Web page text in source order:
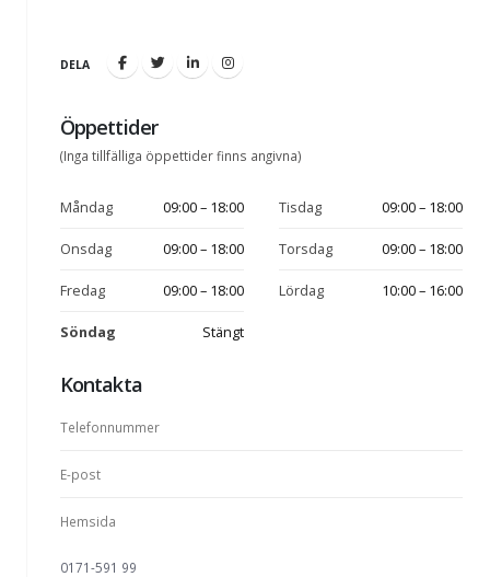
DELA
Öppettider
(Inga tillfälliga öppettider finns angivna)
Måndag 09:00 – 18:00 Tisdag 09:00 – 18:00
Onsdag 09:00 – 18:00 Torsdag 09:00 – 18:00
Fredag 09:00 – 18:00 Lördag 10:00 – 16:00
Söndag Stängt
Kontakta
Telefonnummer
E-post
Hemsida
0171-591 99